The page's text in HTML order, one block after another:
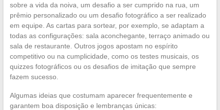
sobre a vida da noiva, um desafio a ser cumprido na rua, um
prêmio personalizado ou um desafio fotográfico a ser realizado
em equipe. As cartas para sortear, por exemplo, se adaptam a
todas as configurações: sala aconchegante, terraço animado ou
sala de restaurante. Outros jogos apostam no espírito
competitivo ou na cumplicidade, como os testes musicais, os
quizzes fotográficos ou os desafios de imitação que sempre
fazem sucesso.
Algumas ideias que costumam aparecer frequentemente e
garantem boa disposição e lembranças únicas: